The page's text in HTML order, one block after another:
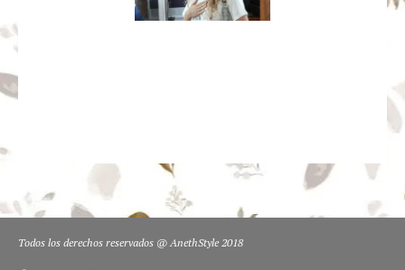
Todos los derechos reservados @ AnethStyle 2018